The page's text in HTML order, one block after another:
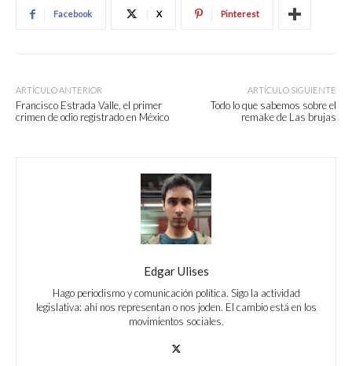
Facebook X Pinterest
ARTÍCULO ANTERIOR
Francisco Estrada Valle, el primer
crimen de odio registrado en México
ARTÍCULO SIGUIENTE
Todo lo que sabemos sobre el
remake de Las brujas
Edgar Ulises
Hago periodismo y comunicación política. Sigo la actividad
legislativa: ahí nos representan o nos joden. El cambio está en los
movimientos sociales.